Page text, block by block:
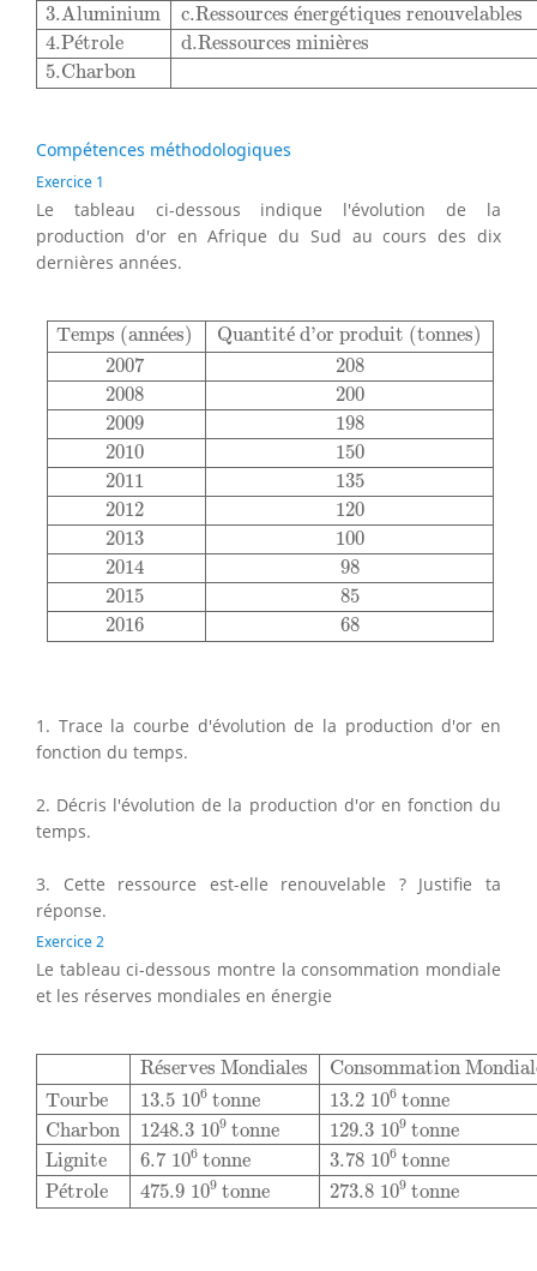
3.Aluminium
c.Ressources énergétiques renouvelables
4.Pétrole d.Ressources minières
5.Charbon
Compétences méthodologiques
Exercice 1
Le tableau ci-dessous indique l'évolution de la
production d'or en Afrique du Sud au cours des dix
dernières années.
Temps (années) Quantité d’or produit (tonnes)
2007
208
2008
200
2009
198
2010
150
2011
135
2012
120
2013
100
2014
98
2015
85
2016
68
Temps (années)Quantité d’or produit (tonnes)2007
1. Trace la courbe d'évolution de la production d'or en
fonction du temps.
2. Décris l'évolution de la production d'or en fonction du
temps.
3. Cette ressource est-elle renouvelable ? Justifie ta
réponse.
Exercice 2
Le tableau ci-dessous montre la consommation mondiale
et les réserves mondiales en énergie
Réserves Mondiales
Consommation
Tourbe
13.5 106 tonne 13.2 106 tonne
Charbon
1248.3 109 tonne 129.3 109 tonne
Lignite
6.7 106 tonne 3.78 106 tonne
Pétrole 475.9 109 tonne 273.8 109 tonne
Réserves MondialesConsommation MondialeTourbe